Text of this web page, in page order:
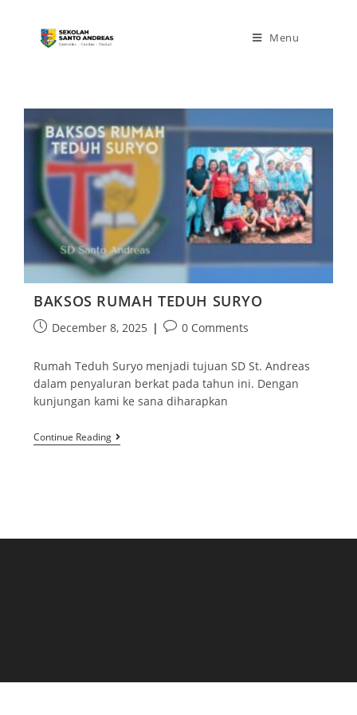
Menu
BAKSOS RUMAH TEDUH SURYO
December 8, 2025 0 Comments
Rumah Teduh Suryo menjadi tujuan SD St. Andreas
dalam penyaluran berkat pada tahun ini. Dengan
kunjungan kami ke sana diharapkan
Continue Reading